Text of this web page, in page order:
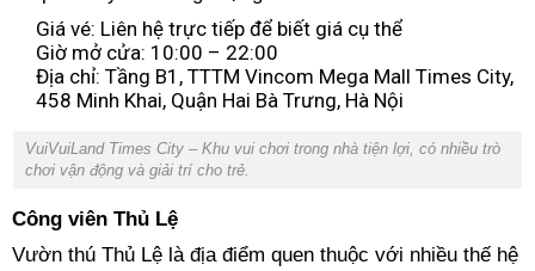
Giá vé: Liên hệ trực tiếp để biết giá cụ thể
Giờ mở cửa: 10:00 – 22:00
Địa chỉ: Tầng B1, TTTM Vincom Mega Mall Times City,
458 Minh Khai, Quận Hai Bà Trưng, Hà Nội
VuiVuiLand Times City – Khu vui chơi trong nhà tiện lợi, có nhiều trò
chơi vận động và giải trí cho trẻ.
Công viên Thủ Lệ
Vườn thú Thủ Lệ là địa điểm quen thuộc với nhiều thế hệ